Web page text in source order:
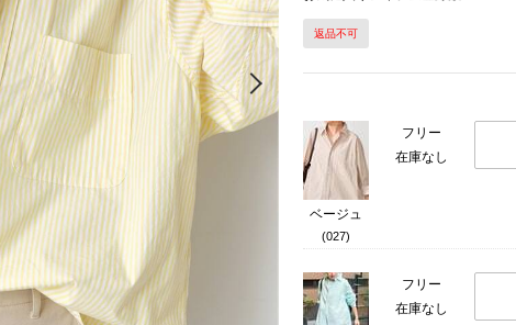
Next
返品不可
ベージュ
(027)
フリー
在庫なし
フリー
在庫なし